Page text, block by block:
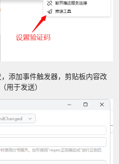
添加事件触发器，剪贴板内容改
用于发送）